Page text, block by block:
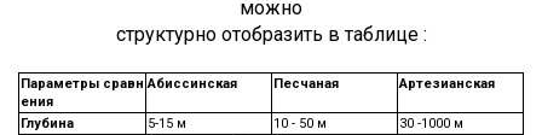
можно
структурно отобразить в таблице :
Параметры сравн
ения
Абиссинская Песчаная Артезианская
Глубина 5-15 м 10 - 50 м
30 -1000 м